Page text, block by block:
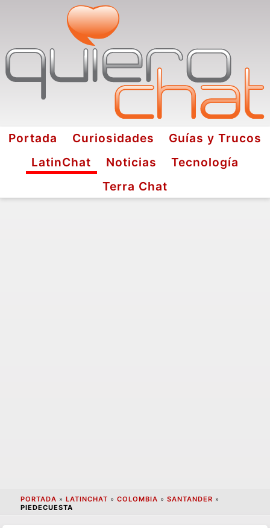
Portada Curiosidades
Guías y Trucos
LatinChat
Noticias
Tecnología
Terra Chat
PORTADA » LATINCHAT » COLOMBIA » SANTANDER »
PIEDECUESTA